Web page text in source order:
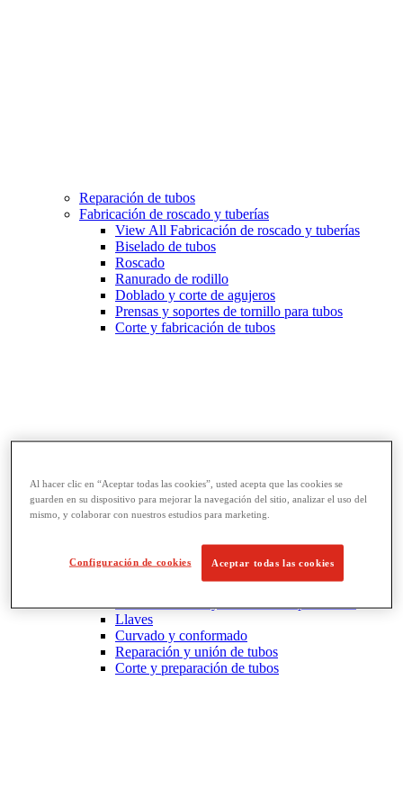
Reparación de tubos
Fabricación de roscado y tuberías
View All Fabricación de roscado y tuberías
Biselado de tubos
Roscado
Ranurado de rodillo
Doblado y corte de agujeros
Prensas y soportes de tornillo para tubos
Corte y fabricación de tubos
Llaves y herramientas para tubos
Llaves
Curvado y conformado
Reparación y unión de tubos
Corte y preparación de tubos
Al hacer clic en “Aceptar todas las cookies”, usted acepta que las cookies se
guarden en su dispositivo para mejorar la navegación del sitio, analizar el uso del
mismo, y colaborar con nuestros estudios para marketing.
Configuración de cookies Aceptar todas las cookies